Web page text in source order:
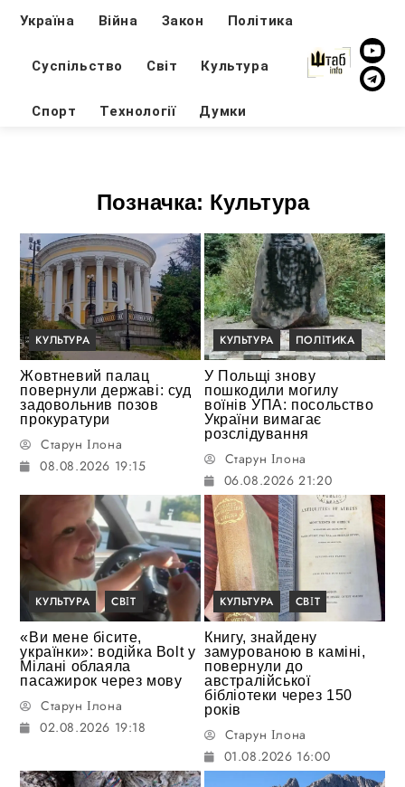
Україна Війна Закон Політика
Суспільство Світ Культура
Спорт Технології Думки
Позначка: Культура
КУЛЬТУРА
Жовтневий палац
повернули державі: суд
задовольнив позов
прокуратури
Старун Ілона
08.08.2026 19:15
КУЛЬТУРА ПОЛІТИКА
У Польщі знову
пошкодили могилу
воїнів УПА: посольство
України вимагає
розслідування
Старун Ілона
06.08.2026 21:20
КУЛЬТУРА СВІТ
«Ви мене бісите,
українки»: водійка Bolt у
Мілані облаяла
пасажирок через мову
Старун Ілона
02.08.2026 19:18
КУЛЬТУРА СВІТ
Книгу, знайдену
замурованою в каміні,
повернули до
австралійської
бібліотеки через 150
років
Старун Ілона
01.08.2026 16:00